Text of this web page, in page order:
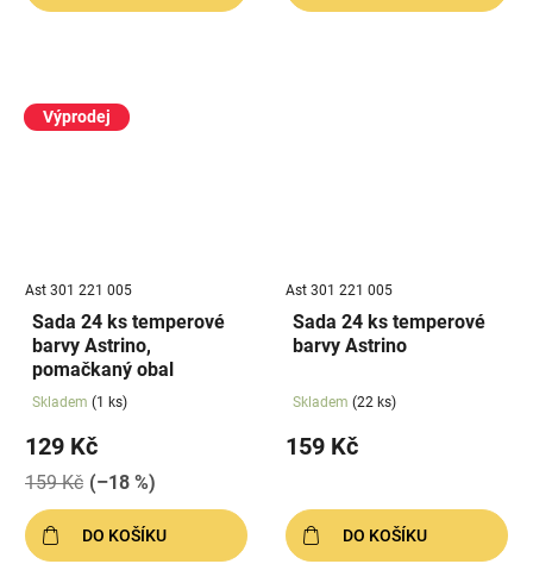
Výprodej
Ast 301 221 005
Sada 24 ks temperové
barvy Astrino,
pomačkaný obal
Skladem (1 ks)
129 Kč
159 Kč (–18 %)
DO KOŠÍKU
Ast 301 221 005
Sada 24 ks temperové
barvy Astrino
Skladem (22 ks)
159 Kč
DO KOŠÍKU